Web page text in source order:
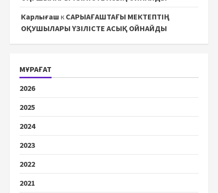
Карлығаш к САРЫАҒАШТАҒЫ МЕКТЕПТІҢ
ОҚУШЫЛАРЫ ҮЗІЛІСТЕ АСЫҚ ОЙНАЙДЫ
МҰРАҒАТ
2026
2025
2024
2023
2022
2021